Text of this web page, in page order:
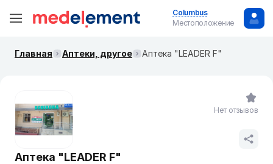
Columbus
Местоположение
Главная Аптеки, другое Аптека "LEADER F"
Аптека "LEADER F"
Нет отзывов